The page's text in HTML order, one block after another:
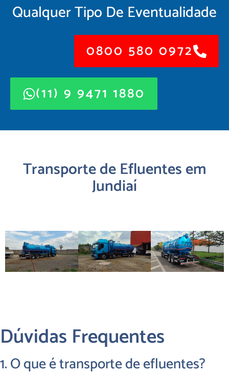
Qualquer Tipo De Eventualidade
0800 580 0972
(11) 9 9471 1880
Transporte de Efluentes em
Jundiaí
Dúvidas Frequentes
1. O que é transporte de efluentes?